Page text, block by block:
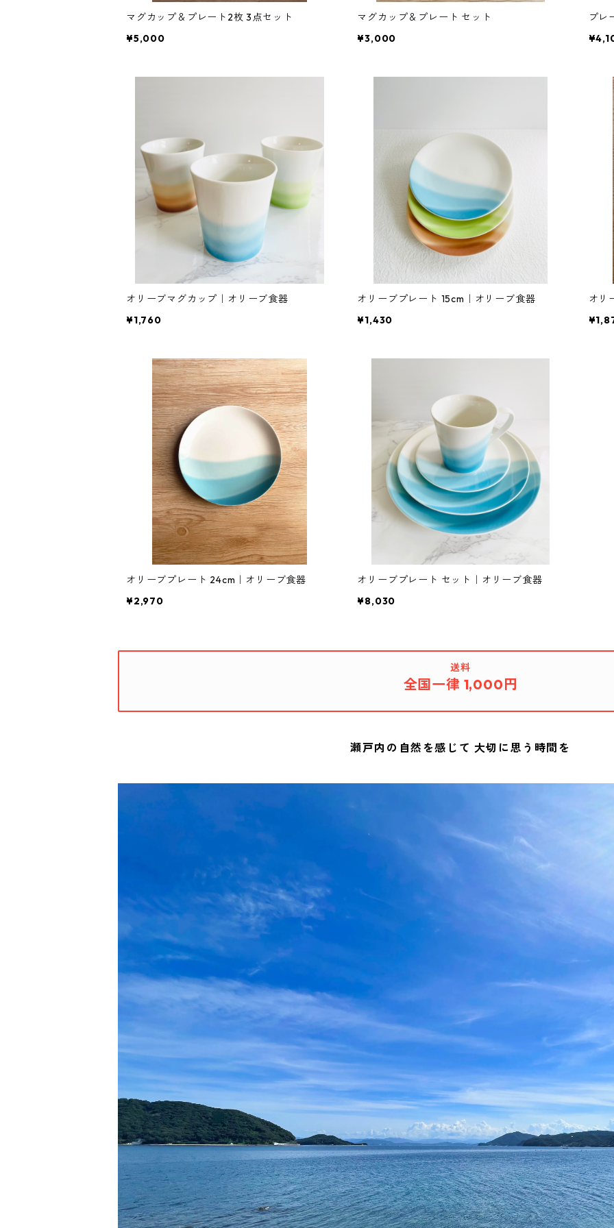
マグカップ＆プレート2枚 3点セット
¥5,000
マグカップ＆プレート セット
¥3,000
プレ
オリーブマグカップ｜オリーブ食器
¥1,760
オリーブプレート 15cm｜オリーブ食器
¥1,430
オリ
オリーブプレート 24cm｜オリーブ食器
¥2,970
オリーブプレート セット｜オリーブ食器
¥8,030
送料
全国一律 1,000円
瀬戸内の自然を感じて 大切に思う時間を